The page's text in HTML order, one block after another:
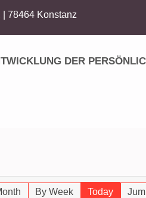
| 78464 Konstanz
DER
By Week Today